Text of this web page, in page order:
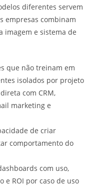
diferentes servem
empresas combinam
imagem e sistema de
que não treinam em
isolados por projeto
com CRM,
marketing e
de criar
comportamento do
com uso,
e ROI por caso de uso